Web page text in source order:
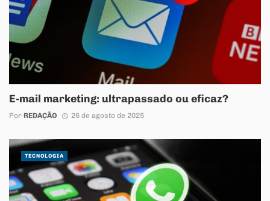
E-mail marketing: ultrapassado ou eficaz?
Por REDAÇÃO 26 de agosto de 2025
TECNOLOGIA